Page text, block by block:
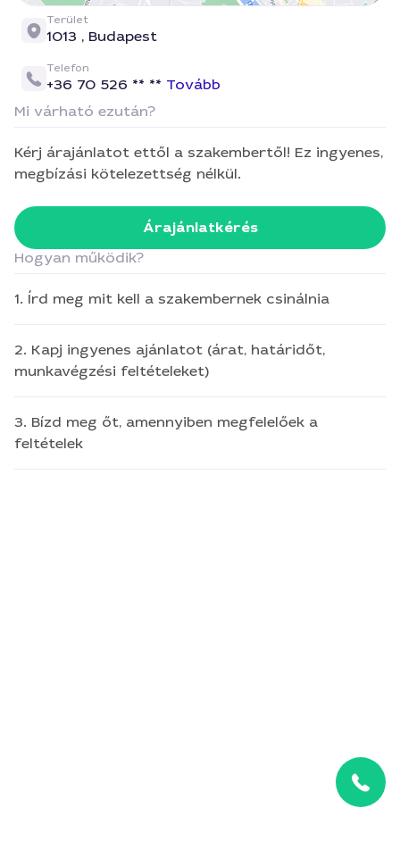
Terület
1013 , Budapest
Telefon
+36 70 526 ** ** Tovább
Mi várható ezután?
Kérj árajánlatot ettől a szakembertől! Ez ingyenes,
megbízási kötelezettség nélkül.
Árajánlatkérés
Hogyan működik?
1. Írd meg mit kell a szakembernek csinálnia
2. Kapj ingyenes ajánlatot (árat, határidőt,
munkavégzési feltételeket)
3. Bízd meg őt, amennyiben megfelelőek a
feltételek